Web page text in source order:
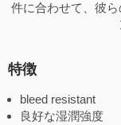
件に合わせて、彼
特徴
bleed resistant
良好な湿潤強度